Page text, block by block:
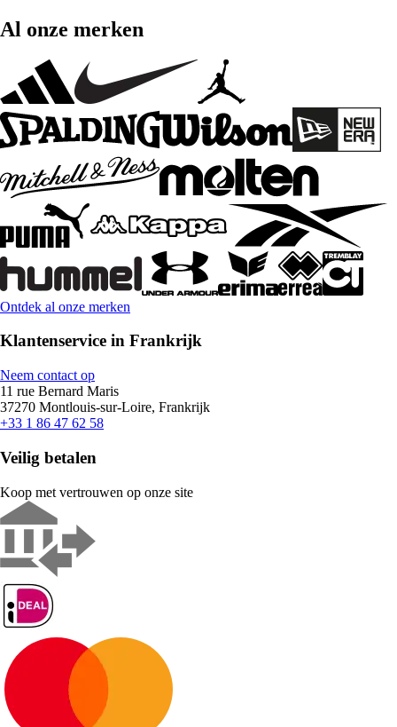
Al onze merken
Ontdek al onze merken
Klantenservice in Frankrijk
Neem contact op
11 rue Bernard Maris
37270 Montlouis-sur-Loire, Frankrijk
+33 1 86 47 62 58
Veilig betalen
Koop met vertrouwen op onze site